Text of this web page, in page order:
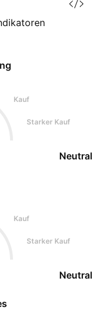
Kauf
Starker Kauf
Neutral
Kauf
Starker Kauf
Neutral